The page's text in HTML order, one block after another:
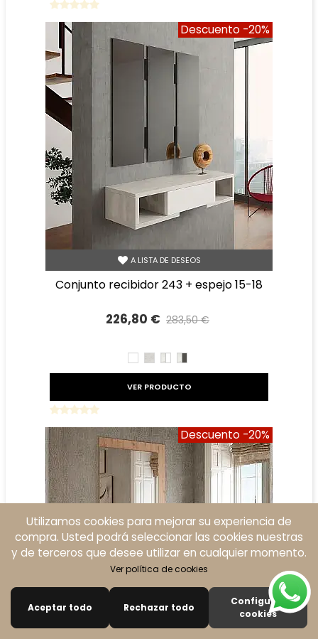
Descuento -20%
A LISTA DE DESEOS
conjunto recibidor 243 + espejo 15-18
226,80 € 283,50 €
BLANCO
TIBETTIBETTIBET
VER PRODUCTO
Descuento -20%
Buscar Carro
Utilizamos cookies para mejorar su experiencia de
compra. Usted podrá seleccionar las cookies nuestras
y de terceros que desee utilizar en cualquier momento.
Ver política de cookies
Aceptar todo Rechazar todo
Configurar
cookies